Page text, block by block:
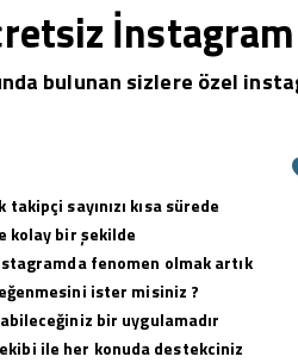
bulunan sizlere özel
sayınızı kısa sürede
kolay bir şekilde
fenomen olmak artık
ister misiniz ?
bir uygulamadır
ile her konuda destekciniz